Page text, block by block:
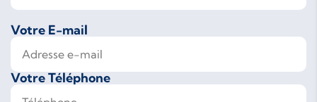
Votre E-mail
Votre Téléphone